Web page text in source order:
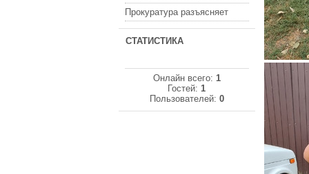
Прокуратура разъясняет
СТАТИСТИКА
Онлайн всего: 1
Гостей:1
Пользователей: 0